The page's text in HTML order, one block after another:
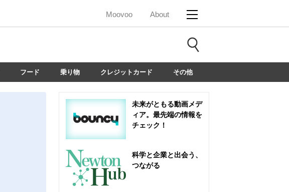
Moovoo About
フード 乗り物 クレジットカード その他
未来がともる動画メデ
ィア。最先端の情報を
チェック！
科学と企業と出会う、
つながる